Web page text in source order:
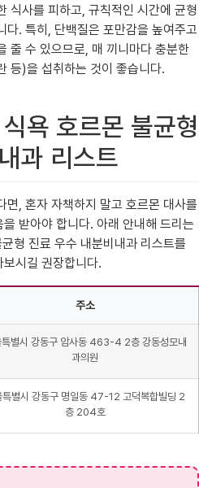
식사를 피하고, 규칙적인 시간에 균형
다. 특히, 단백질은 포만감을 높여주고
줄 수 있으므로, 매 끼니마다 충분한
등)을 섭취하는 것이 좋습니다.
욕 호르몬 불균형
과 리스트
면, 혼자 자책하지 말고 호르몬 대사를
받아야 합니다. 아래 안내해 드리는
형 진료 우수 내분비내과 리스트를
시길 권장합니다.
주소
특별시 강동구 암사동 463-4 2층 강동성모내
과의원
특별시 강동구 명일동 47-12 고덕복합빌딩 2
층 204호